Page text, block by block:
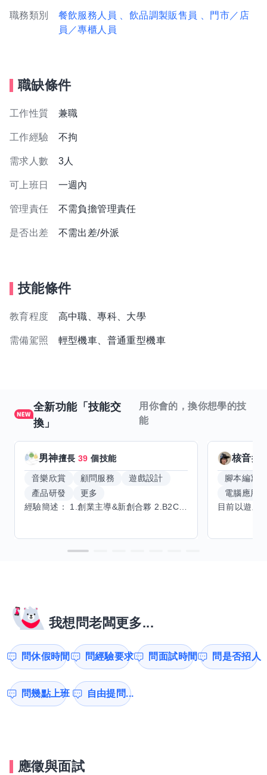
職務類別 餐飲服務人員 、飲品調製販售員
、門市／店
員／專櫃人員
職缺條件
工作性質 兼職
工作經驗 不拘
需求人數 3人
可上班日 一週內
管理責任 不需負擔管理責任
是否出差 不需出差/外派
技能條件
教育程度 高中職、專科、大學
需備駕照 輕型機車、普通重型機車
全新功能「技能交
換」
用你會的，換你想學的技
能
男神擅長39 個技能
音樂欣賞 顧問服務
遊戲設計
產品研發
更多
核音擅
腳本編寫
電腦應用
我想問老闆更多...
問休假時間 問經驗要求 問面試時間 問是否招人
問幾點上班 自由提問...
應徵與面試